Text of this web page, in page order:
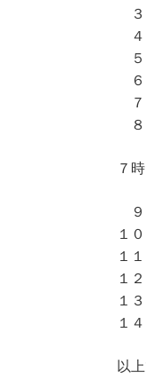
３
４
５
６
７
８
７
９
１
１
１
１
１
以